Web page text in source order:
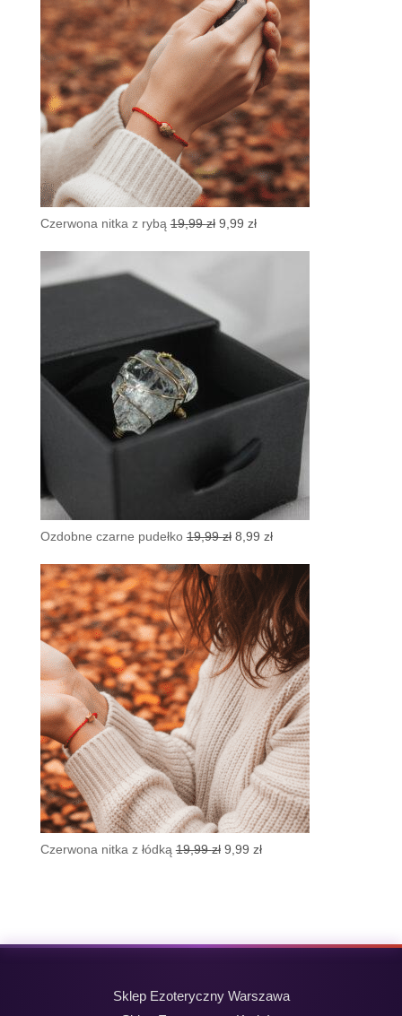
Czerwona nitka z rybą 19,99zł Pierwotna
9,99 złAktualna
Ozdobne czarne pudełko 19,99zł Pierwotna
wynosiła:
19,99 zł.
8,99 złAktualna
wynosi:
8,99 zł.
Czerwona nitka z łódką 19,99zł Pierwotna
9,99 złAktualna
Sklep Ezoteryczny Warszawa